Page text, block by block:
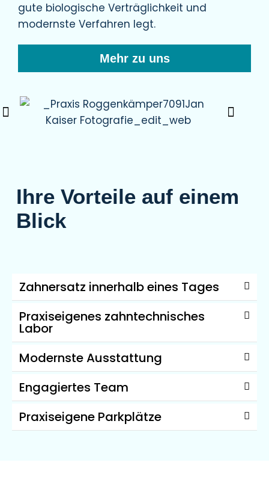
gute biologische Verträglichkeit und
modernste Verfahren legt.
Mehr zu uns
Ihre Vorteile auf einem
Blick
Zahnersatz innerhalb eines Tages
Praxiseigenes zahntechnisches
Labor
Modernste Ausstattung
Engagiertes Team
Praxiseigene Parkplätze